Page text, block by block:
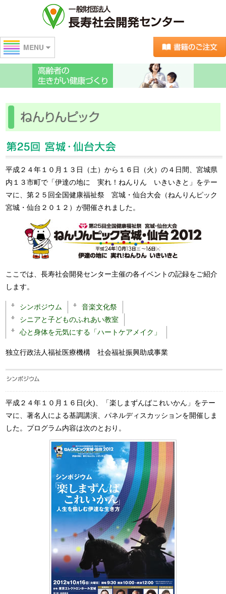
センターの紹介
高齢者の生きがい健康づくり
介護人材研修
地域包括ケア
調査研究
平成２４年１０月１３日（土）から１６日（火）の４日間、宮城県
内１３市町で「伊達の地に 実れ！ねんりん いきいきと」をテー
マに、第２５回全国健康福祉祭 宮城・仙台大会（ねんりんピック
宮城・仙台２０１２）が開催されました。
ここでは、長寿社会開発センター主催の各イベントの記録をご紹介
します。
シンポジウム
音楽文化祭
シニアと子どものふれあい教室
心と身体を元気にする「ハートケアメイク」
独立行政法人福祉医療機構 社会福祉振興助成事業
平成２４年１０月１６日(火)、「楽しまずんばこれいかん」をテー
マに、著名人による基調講演、パネルディスカッションを開催しま
した。プログラム内容は次のとおり。